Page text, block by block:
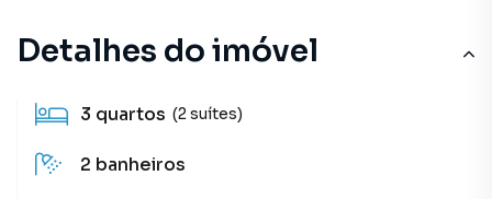
Detalhes do imóvel
3 quartos (2 suítes)
2 banheiros